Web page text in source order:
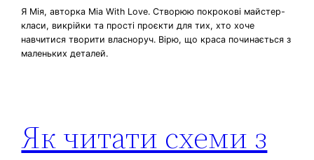
Я Мія, авторка Mia With Love. Створюю покрокові майстер-
класи, викрійки та прості проєкти для тих, хто хоче
навчитися творити власноруч. Вірю, що краса починається з
маленьких деталей.
Як читати схеми з